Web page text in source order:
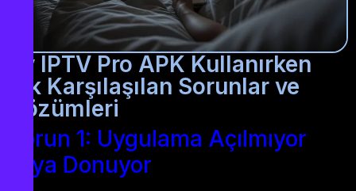
By IPTV Pro APK Kullanırken
Sık Karşılaşılan Sorunlar ve
Çözümleri
Sorun 1: Uygulama Açılmıyor
veya Donuyor